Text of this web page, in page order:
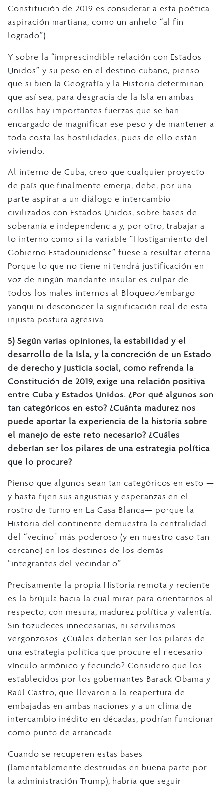
Constitución de 2019 es considerar a esta poética
aspiración martiana, como un anhelo “al fin
logrado”).
Y sobre la “imprescindible relación con Estados
Unidos” y su peso en el destino cubano, pienso
que si bien la Geografía y la Historia determinan
que así sea, para desgracia de la Isla en ambas
orillas hay importantes fuerzas que se han
encargado de magnificar ese peso y de mantener a
toda costa las hostilidades, pues de ello están
viviendo.
Al interno de Cuba, creo que cualquier proyecto
de país que finalmente emerja, debe, por una
parte aspirar a un diálogo e intercambio
civilizados con Estados Unidos, sobre bases de
soberanía e independencia y, por otro, trabajar a
lo interno como si la variable “Hostigamiento del
Gobierno Estadounidense” fuese a resultar eterna.
Porque lo que no tiene ni tendrá justificación en
voz de ningún mandante insular es culpar de
todos los males internos al Bloqueo/embargo
yanqui ni desconocer la significación real de esta
injusta postura agresiva.
5) Según varias opiniones, la estabilidad y el
desarrollo de la Isla, y la concreción de un Estado
de derecho y justicia social, como refrenda la
Constitución de 2019, exige una relación positiva
entre Cuba y Estados Unidos. ¿Por qué algunos son
tan categóricos en esto? ¿Cuánta madurez nos
puede aportar la experiencia de la historia sobre
el manejo de este reto necesario? ¿Cuáles
deberían ser los pilares de una estrategia política
que lo procure?
Pienso que algunos sean tan categóricos en esto —
y hasta fijen sus angustias y esperanzas en el
rostro de turno en La Casa Blanca— porque la
Historia del continente demuestra la centralidad
del “vecino” más poderoso (y en nuestro caso tan
cercano) en los destinos de los demás
“integrantes del vecindario”.
Precisamente la propia Historia remota y reciente
es la brújula hacia la cual mirar para orientarnos al
respecto, con mesura, madurez política y valentía.
Sin tozudeces innecesarias, ni servilismos
vergonzosos. ¿Cuáles deberían ser los pilares de
una estrategia política que procure el necesario
vínculo armónico y fecundo? Considero que los
establecidos por los gobernantes Barack Obama y
Raúl Castro, que llevaron a la reapertura de
embajadas en ambas naciones y a un clima de
intercambio inédito en décadas, podrían funcionar
como punto de arrancada.
Cuando se recuperen estas bases
(lamentablemente destruidas en buena parte por
la administración Trump), habría que seguir